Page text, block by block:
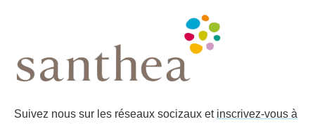
Suivez nous sur les réseaux socizaux et inscrivez-vous à